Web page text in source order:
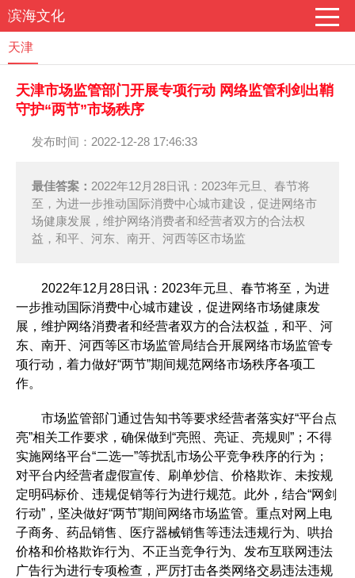
滨海文化
天津
天津市场监管部门开展专项行动 网络监管利剑出鞘
守护“两节”市场秩序
发布时间：2022-12-28 17:46:33
最佳答案： 2022年12月28日讯：2023年元旦、春节将
至，为进一步推动国际消费中心城市建设，促进网络市
场健康发展，维护网络消费者和经营者双方的合法权
益，和平、河东、南开、河西等区市场监
2022年12月28日讯：2023年元旦、春节将至，为进
一步推动国际消费中心城市建设，促进网络市场健康发
展，维护网络消费者和经营者双方的合法权益，和平、河
东、南开、河西等区市场监管局结合开展网络市场监管专
项行动，着力做好“两节”期间规范网络市场秩序各项工
作。
市场监管部门通过告知书等要求经营者落实好“平台点
亮”相关工作要求，确保做到“亮照、亮证、亮规则”；不得
实施网络平台“二选一”等扰乱市场公平竞争秩序的行为；
对平台内经营者虚假宣传、刷单炒信、价格欺诈、未按规
定明码标价、违规促销等行为进行规范。此外，结合“网剑
行动”，坚决做好“两节”期间网络市场监管。重点对网上电
子商务、药品销售、医疗器械销售等违法违规行为、哄抬
价格和价格欺诈行为、不正当竞争行为、发布互联网违法
广告行为进行专项检查，严厉打击各类网络交易违法违规